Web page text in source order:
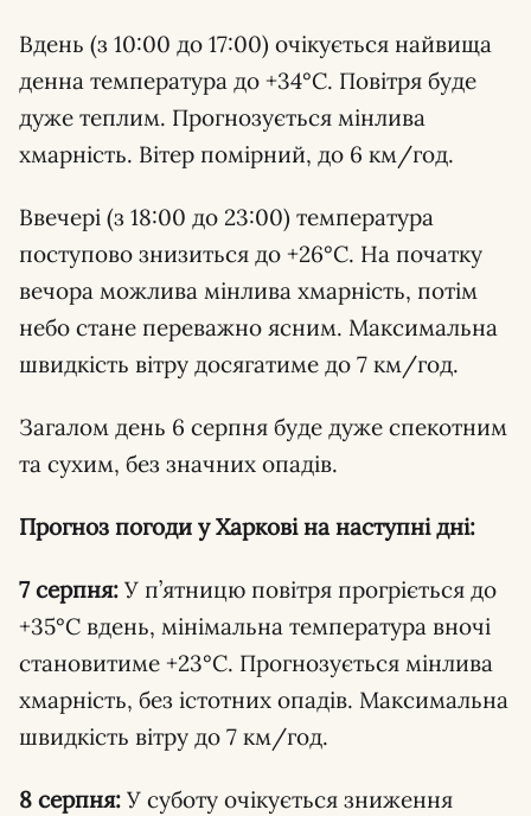
Вдень (з 10:00 до 17:00) очікується найвища
денна температура до +34°C. Повітря буде
дуже теплим. Прогнозується мінлива
хмарність. Вітер помірний, до 6 км/год.
Ввечері (з 18:00 до 23:00) температура
поступово знизиться до +26°C. На початку
вечора можлива мінлива хмарність, потім
небо стане переважно ясним. Максимальна
швидкість вітру досягатиме до 7 км/год.
Загалом день 6 серпня буде дуже спекотним
та сухим, без значних опадів.
Прогноз погоди у Харкові на наступні дні:
7 серпня: У п’ятницю повітря прогріється до
+35°C вдень, мінімальна температура вночі
становитиме +23°C. Прогнозується мінлива
хмарність, без істотних опадів. Максимальна
швидкість вітру до 7 км/год.
8 серпня: У суботу очікується зниження